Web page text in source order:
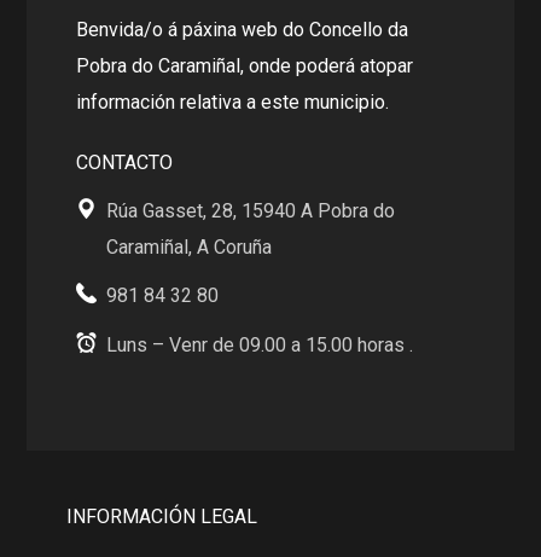
Benvida/o á páxina web do Concello da
Pobra do Caramiñal, onde poderá atopar
información relativa a este municipio.
CONTACTO
Rúa Gasset, 28, 15940 A Pobra do
Caramiñal, A Coruña
981 84 32 80
Luns – Venr de 09.00 a 15.00 horas .
INFORMACIÓN LEGAL